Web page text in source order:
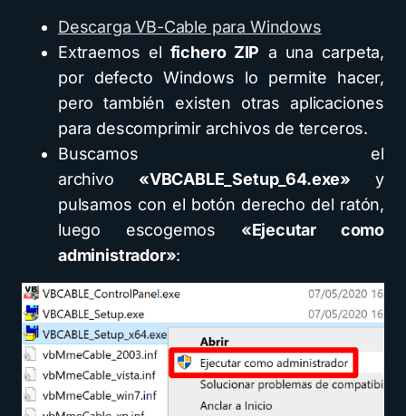
Descarga VB-Cable para Windows
Extraemos el fichero ZIP a una carpeta,
por defecto Windows lo permite hacer,
pero también existen otras aplicaciones
para descomprimir archivos de terceros.
Buscamos el
archivo «VBCABLE_Setup_64.exe» y
pulsamos con el botón derecho del ratón,
luego escogemos «Ejecutar como
administrador»: